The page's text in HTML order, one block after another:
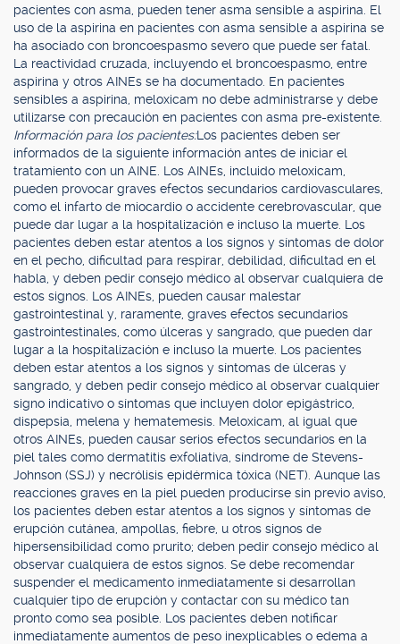
pacientes con asma, pueden tener asma sensible a aspirina. El
uso de la aspirina en pacientes con asma sensible a aspirina se
ha asociado con broncoespasmo severo que puede ser fatal.
La reactividad cruzada, incluyendo el broncoespasmo, entre
aspirina y otros AINEs se ha documentado. En pacientes
sensibles a aspirina, meloxicam no debe administrarse y debe
utilizarse con precaución en pacientes con asma pre-existente.
Información para los pacientes:Los pacientes deben ser
informados de la siguiente información antes de iniciar el
tratamiento con un AINE. Los AINEs, incluido meloxicam,
pueden provocar graves efectos secundarios cardiovasculares,
como el infarto de miocardio o accidente cerebrovascular, que
puede dar lugar a la hospitalización e incluso la muerte. Los
pacientes deben estar atentos a los signos y síntomas de dolor
en el pecho, dificultad para respirar, debilidad, dificultad en el
habla, y deben pedir consejo médico al observar cualquiera de
estos signos. Los AINEs, pueden causar malestar
gastrointestinal y, raramente, graves efectos secundarios
gastrointestinales, como úlceras y sangrado, que pueden dar
lugar a la hospitalización e incluso la muerte. Los pacientes
deben estar atentos a los signos y síntomas de úlceras y
sangrado, y deben pedir consejo médico al observar cualquier
signo indicativo o síntomas que incluyen dolor epigástrico,
dispepsia, melena y hematemesis. Meloxicam, al igual que
otros AINEs, pueden causar serios efectos secundarios en la
piel tales como dermatitis exfoliativa, síndrome de Stevens-
Johnson (SSJ) y necrólisis epidérmica tóxica (NET). Aunque las
reacciones graves en la piel pueden producirse sin previo aviso,
los pacientes deben estar atentos a los signos y síntomas de
erupción cutánea, ampollas, fiebre, u otros signos de
hipersensibilidad como prurito; deben pedir consejo médico al
observar cualquiera de estos signos. Se debe recomendar
suspender el medicamento inmediatamente si desarrollan
cualquier tipo de erupción y contactar con su médico tan
pronto como sea posible. Los pacientes deben notificar
inmediatamente aumentos de peso inexplicables o edema a